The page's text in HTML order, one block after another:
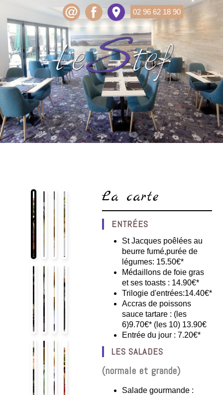
02 96 62 18 90
La carte
ENTRÉES
St Jacques poêlées au
beurre fumé,purée de
légumes: 15.50€*
Médaillons de foie gras
et ses toasts : 14.90€*
Trilogie d'entrées:14.40€*
Accras de poissons
sauce tartare : (les
6)9.70€* (les 10) 13.90€
Entrée du jour : 7.20€*
LES SALADES
(normale et grande)
Salade gourmande :